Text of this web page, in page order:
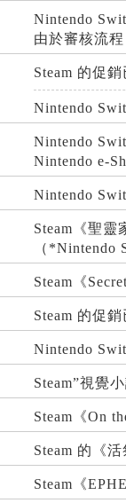
Nintendo
由於審核流
Steam 的促銷
Nintendo
Nintendo
Nintendo e-
Nintendo
Steam《聖靈
（
Steam《
Steam 的促銷
Nintendo
Steam”視覺
Steam《On
Steam 的《
Steam《